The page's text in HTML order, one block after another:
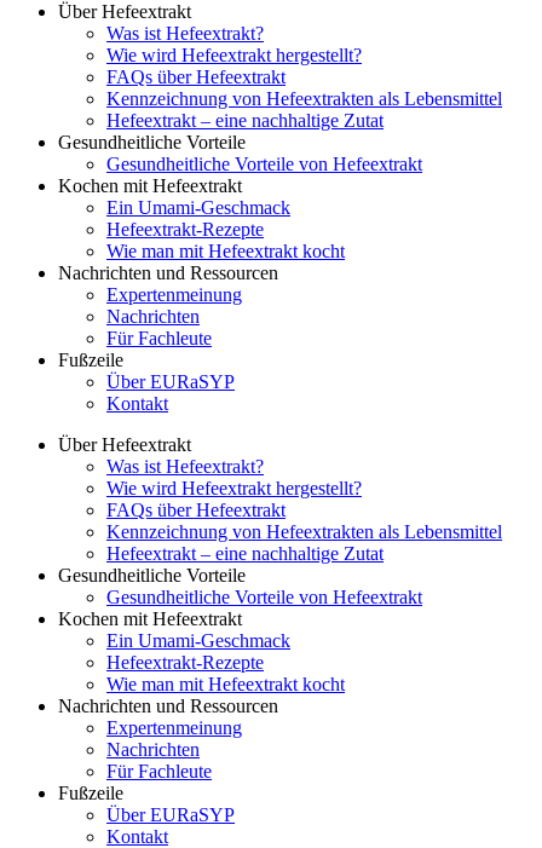
Über Hefeextrakt
Was ist Hefeextrakt?
Wie wird Hefeextrakt hergestellt?
FAQs über Hefeextrakt
Kennzeichnung von Hefeextrakten als Lebensmittel
Hefeextrakt – eine nachhaltige Zutat
Gesundheitliche Vorteile
Gesundheitliche Vorteile von Hefeextrakt
Kochen mit Hefeextrakt
Ein Umami-Geschmack
Hefeextrakt-Rezepte
Wie man mit Hefeextrakt kocht
Nachrichten und Ressourcen
Expertenmeinung
Nachrichten
Für Fachleute
Fußzeile
Über EURaSYP
Kontakt
Über Hefeextrakt
Was ist Hefeextrakt?
Wie wird Hefeextrakt hergestellt?
FAQs über Hefeextrakt
Kennzeichnung von Hefeextrakten als Lebensmittel
Hefeextrakt – eine nachhaltige Zutat
Gesundheitliche Vorteile
Gesundheitliche Vorteile von Hefeextrakt
Kochen mit Hefeextrakt
Ein Umami-Geschmack
Hefeextrakt-Rezepte
Wie man mit Hefeextrakt kocht
Nachrichten und Ressourcen
Expertenmeinung
Nachrichten
Für Fachleute
Fußzeile
Über EURaSYP
Kontakt